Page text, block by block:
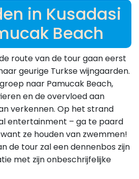
in Kusadasi
Beach
route van de tour gaan eerst
geurige Turkse wijngaarden.
naar Pamucak Beach,
en de overvloed aan
verkennen. Op het strand
entertainment – ga te paard
ze houden van zwemmen!
de tour zal een dennenbos zijn
met zijn onbeschrijfelijke